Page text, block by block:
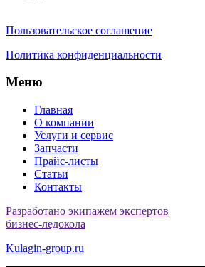
Пользовательское соглашение
Политика конфиденциальности
Меню
Главная
О компании
Услуги и сервис
Запчасти
Прайс-листы
Статьи
Контакты
Разработано экипажем экспертов
бизнес-ледокола
Kulagin-group.ru